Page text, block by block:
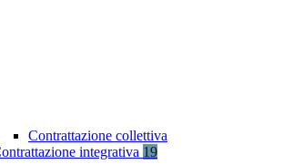
Contrattazione collettiva
integrativa 19